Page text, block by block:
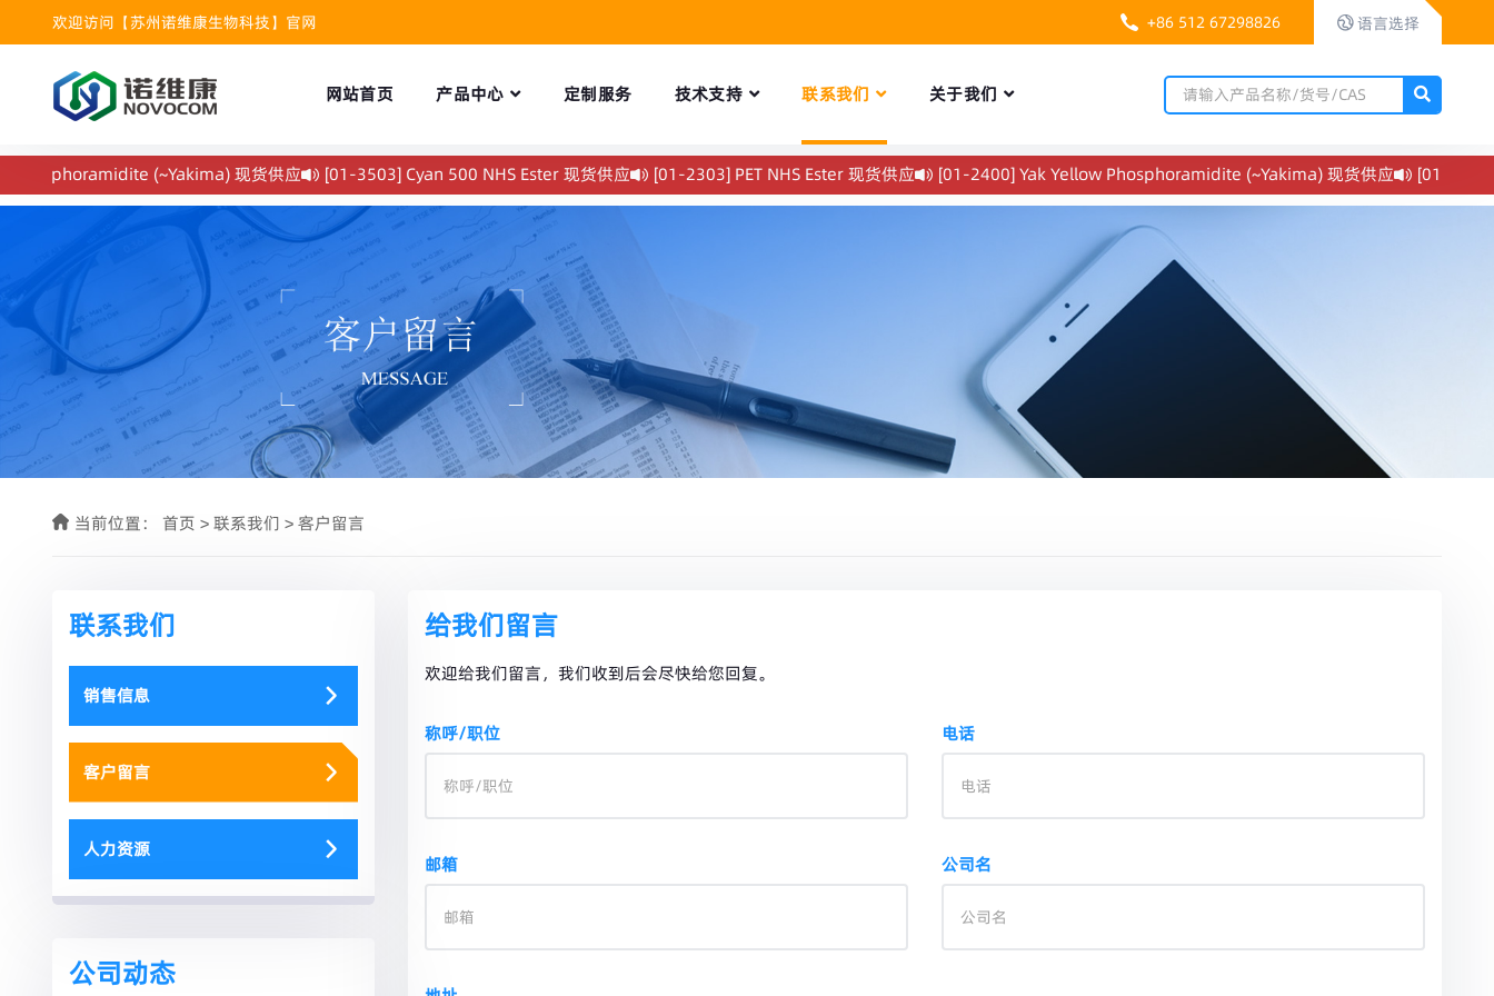
欢迎访问【苏州诺维康生物科技】官网 +86 512 67298826 语言选择
网站首页 产品中心 定制服务 技术支持 联系我们 关于我们
(~Yakima) 现货供应 [01-3503] Cyan 500 NHS Ester 现货供应 [01-2303] PET NHS Ester 现货供应 [01-2400] Yak Yellow Phosphoramidite (~Yakima) 现货供应 [01-3503]
当前位置： 首页 >联系我们 >客户留言
联系我们
销售信息
客户留言
人力资源
公司动态
给我们留言
欢迎给我们留言，我们收到后会尽快给您回复。
称呼/职位 电话
邮箱 公司名